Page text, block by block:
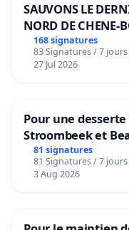
SAUVONS LE
NORD DE CHENE-
168 signatures
83 Signatures / 7 jours
27 Jul 2026
Pour une
Stroombeek et
bediening van de
Voor
81 signatures
81 Signatures / 7 jours
3 Aug 2026